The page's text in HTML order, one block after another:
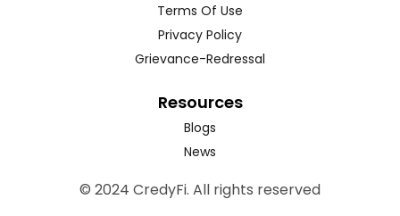
Terms Of Use
Privacy Policy
Grievance-Redressal
Resources
Blogs
News
© 2024 CredyFi. All rights reserved